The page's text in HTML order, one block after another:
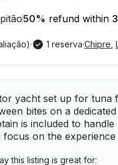
50% refund within
· 1 reserva·Chipre
yacht set up for tuna
bites on a
is included to
focus on the
this listing is great for: